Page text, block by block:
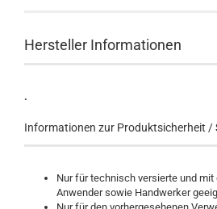
Hersteller Informationen
.
Informationen zur Produktsicherheit /
Nur für technisch versierte und
Anwender sowie Handwerker